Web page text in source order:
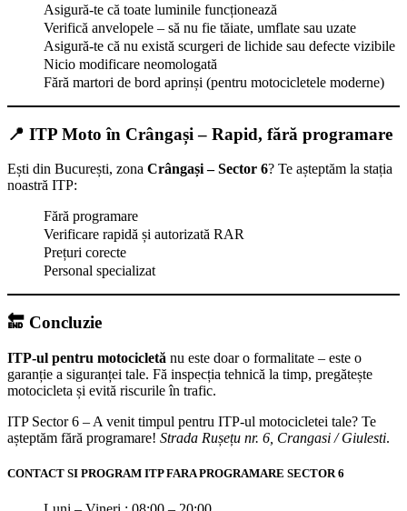
Asigură-te că toate luminile funcționează
Verifică anvelopele – să nu fie tăiate, umflate sau uzate
Asigură-te că nu există scurgeri de lichide sau defecte vizibile
Nicio modificare neomologată
Fără martori de bord aprinși (pentru motocicletele moderne)
📍 ITP Moto în Crângași – Rapid, fără programare
Ești din București, zona Crângași – Sector 6? Te așteptăm la stația
noastră ITP:
Fără programare
Verificare rapidă și autorizată RAR
Prețuri corecte
Personal specializat
🔚 Concluzie
ITP-ul pentru motocicletă nu este doar o formalitate – este o
garanție a siguranței tale. Fă inspecția tehnică la timp, pregătește
motocicleta și evită riscurile în trafic.
ITP Sector 6 – A venit timpul pentru ITP-ul motocicletei tale? Te
așteptăm fără programare! Strada Rușețu nr. 6, Crangasi / Giulesti.
CONTACT SI PROGRAM ITP FARA PROGRAMARE SECTOR 6